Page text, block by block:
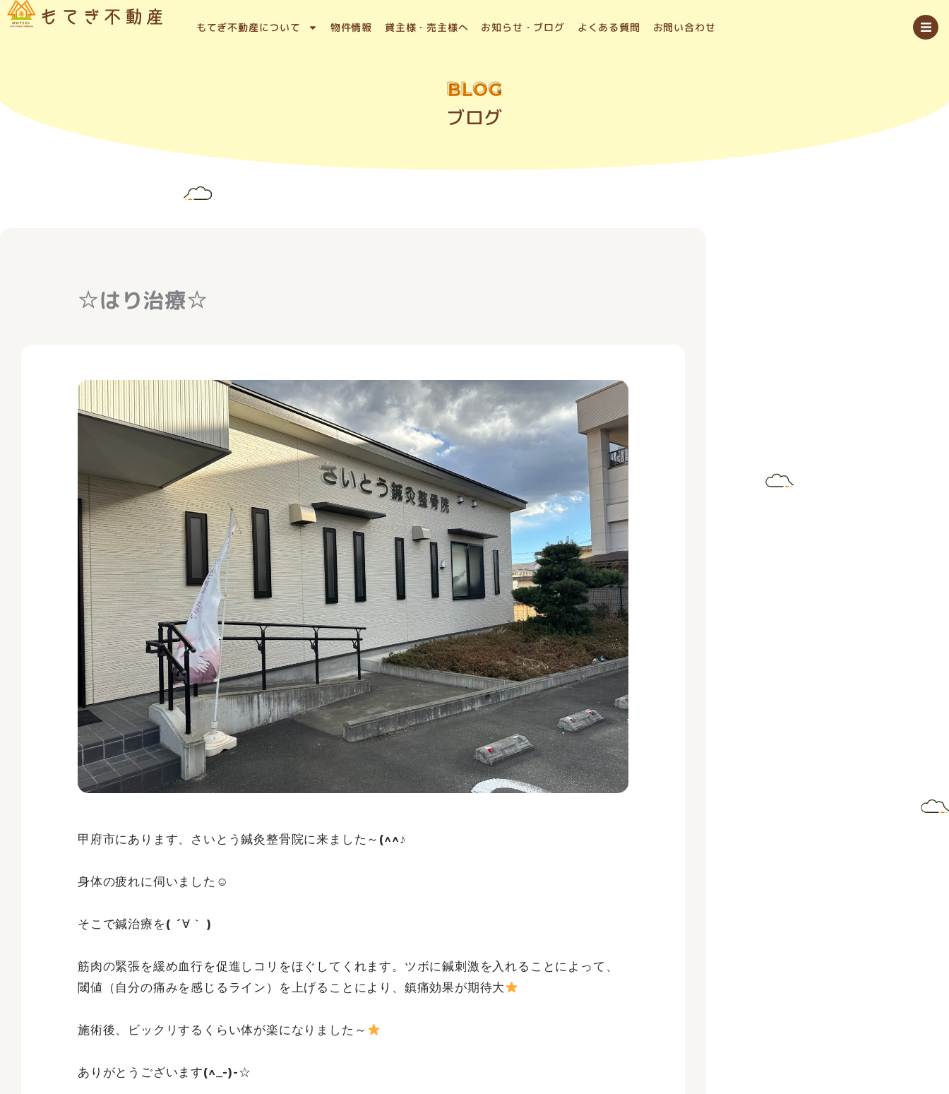
内
容
プ
もてぎ不動産について 物件情報 貸主様・売主様へ お知らせ・ブログ よくある質問 お問い合わせ
BLOG
ブログ
☆はり治療☆
甲府市にあります、さいとう鍼灸整骨院に来ました～(^^♪
身体の疲れに伺いました☺
そこで鍼治療を( ´∀｀ )
筋肉の緊張を緩め血行を促進しコリをほぐしてくれます。ツボに鍼刺激を入れることによって、
閾値（自分の痛みを感じるライン）を上げることにより、鎮痛効果が期待大
施術後、ビックリするくらい体が楽になりました～
ありがとうございます(^_-)-☆